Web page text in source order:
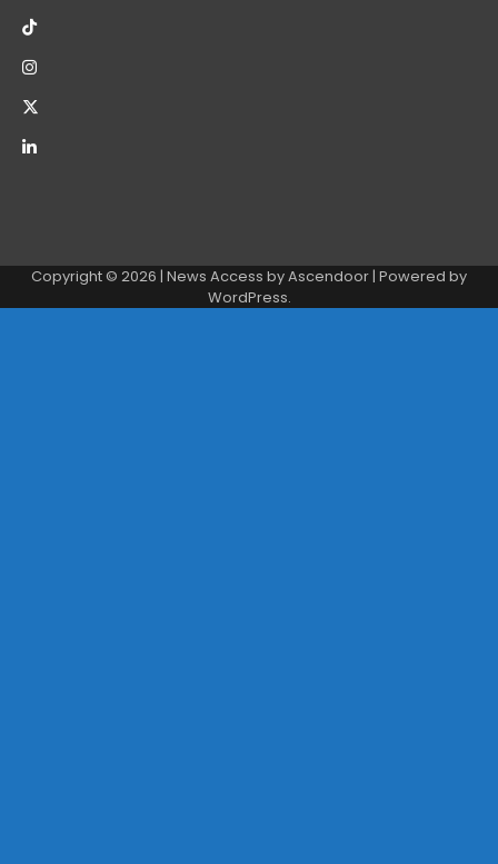
Copyright © 2026 | News Access byAscendoor| Powered by
WordPress.